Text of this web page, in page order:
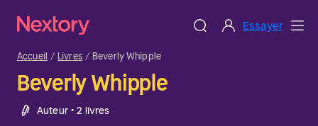
Essayer
Accueil Livres Beverly Whipple
Beverly Whipple
Auteur • 2 livres